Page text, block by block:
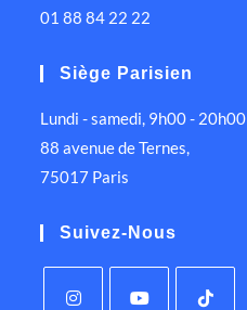
01 88 84 22 22
Siège Parisien
Lundi - samedi, 9h00 - 20h00
88 avenue de Ternes,
75017 Paris
Suivez-Nous